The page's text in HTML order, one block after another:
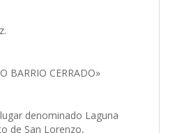
BARRIO CERRADO»
denominado Laguna
de San Lorenzo,